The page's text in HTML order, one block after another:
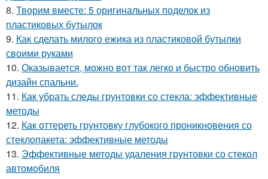
8. Творим вместе: 5 оригинальных поделок из
пластиковых бутылок
9. Как сделать милого ежика из пластиковой бутылки
своими руками
10. Оказывается, можно вот так легко и быстро обновить
дизайн спальни.
11. Как убрать следы грунтовки со стекла: эффективные
методы
12. Как оттереть грунтовку глубокого проникновения со
стеклопакета: эффективные методы
13. Эффективные методы удаления грунтовки со стекол
автомобиля